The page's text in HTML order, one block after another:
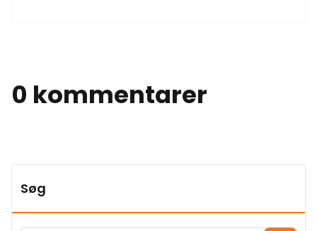
0 kommentarer
Søg